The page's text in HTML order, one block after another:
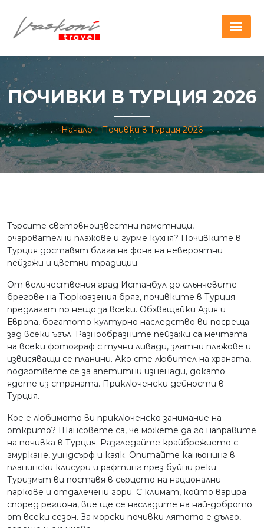
ПОЧИВКИ В ТУРЦИЯ 2026
Начало Почивки в Турция 2026
Търсите световноизвестни паметници,
очарователни плажове и гурме кухня? Почивките в
Турция доставят блага на фона на невероятни
пейзажи и цветни традиции.
От величествения град Истанбул до слънчевите
брегове на Тюркоазения бряг, почивките в Турция
предлагат по нещо за всеки. Обхващайки Азия и
Европа, богатото културно наследство ви посреща
зад всеки ъгъл. Разнообразните пейзажи са мечтата
на всеки фотограф с тучни ливади, златни плажове и
извисяващи се планини. Ако сте любител на храната,
подгответе се за апетитни изненади, докато
ядете из страната. Приключенски дейности в
Турция.
Кое е любимото ви приключенско занимание на
открито? Шансовете са, че можете да го направите
на почивка в Турция. Разгледайте крайбрежието с
гмуркане, уиндсърф и каяк. Опитайте каньонинг в
планински клисури и рафтинг през буйни реки.
Туризмът ви поставя в сърцето на национални
паркове и отдалечени гори. С климат, който варира
според региона, вие ще се насладите на най-доброто
от всеки сезон. За морски почивки лятото е дълго,